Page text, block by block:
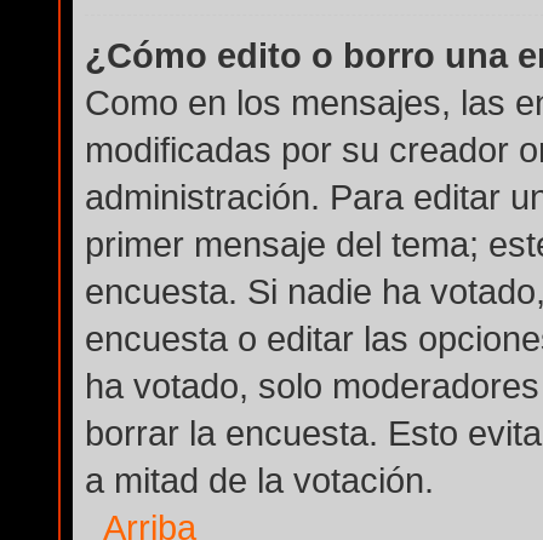
¿Cómo edito o borro una
Como en los mensajes, las
modificadas por su creador
administración. Para editar
primer mensaje del tema;
encuesta. Si nadie ha
encuesta o editar las
ha votado, solo
borrar la encuesta. Esto
a mitad de la votación.
Arriba